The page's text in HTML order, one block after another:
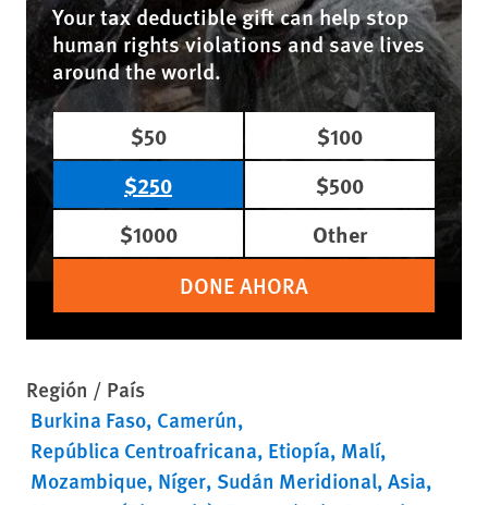
Your tax deductible gift can help stop
human rights violations and save lives
around the world.
$50
$100
$250
$500
$1000
Other
DONE AHORA
Región / País
Burkina Faso Camerún
República Centroafricana Etiopía Malí
Mozambique Níger Sudán Meridional Asia